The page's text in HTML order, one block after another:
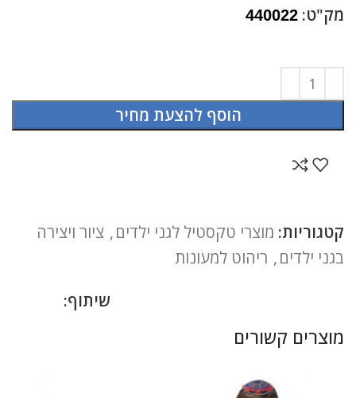
מק"ט: 440022
הוסף להצעת מחיר
קטגוריות: מוצרי טקסטיל לגני ילדים, ציור ויצירה
בגני ילדים, ריהוט למעונות
שיתוף:
מוצרים קשורים